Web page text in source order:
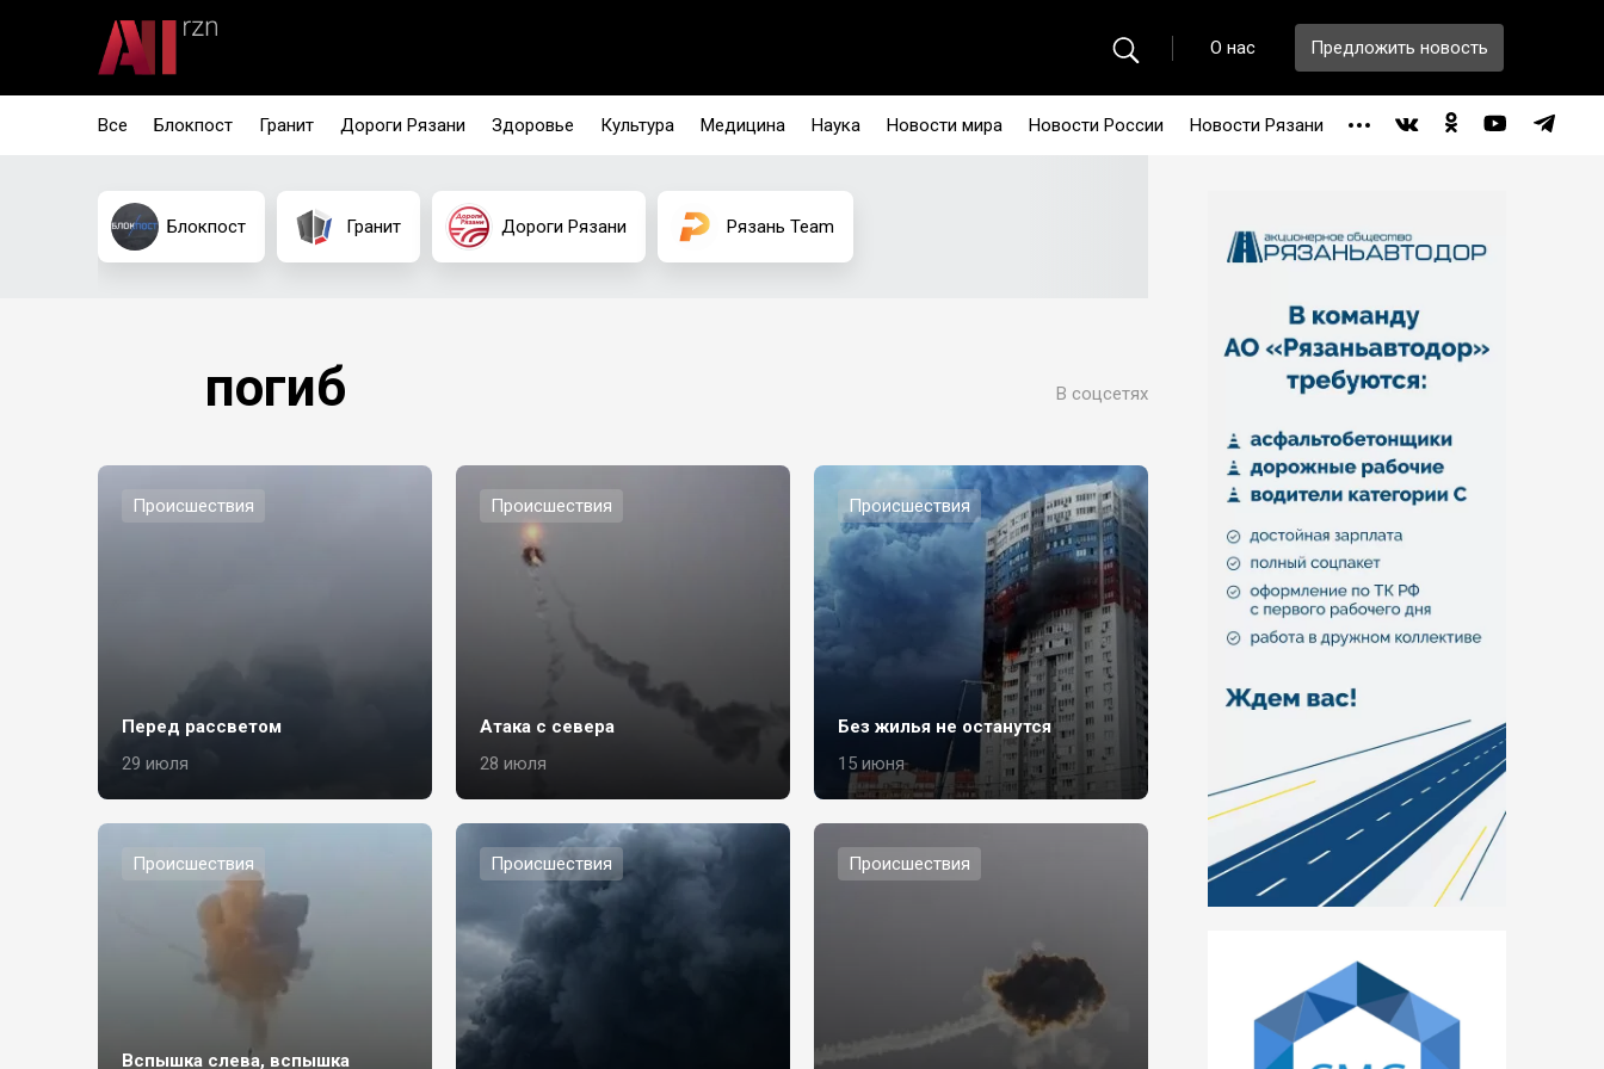
О нас Предложить новость
Все Блокпост Гранит Дороги Рязани Здоровье Культура Медицина Наука Новости мира Новости России Новости Рязани
Блокпост Гранит Дороги Рязани Рязань Team
погиб В соцсетях
Происшествия
Перед рассветом
29 июля
Происшествия
Атака с севера
28 июля
Происшествия
Без жилья не останутся
15 июня
Происшествия
Вспышка слева, вспышка
Происшествия Происшествия